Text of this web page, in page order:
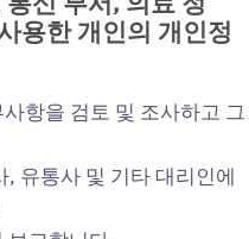
용한개인의 개인정
항을 검토 및 조사하고 그
유통사 및 기타 대리인에